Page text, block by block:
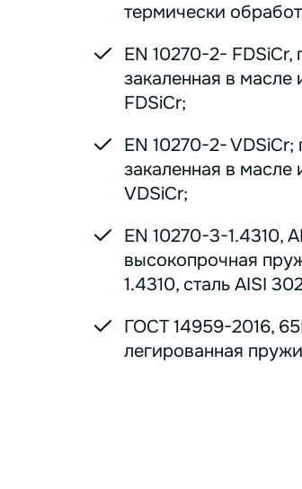
термически
EN 10270-2-
закаленная в масле
FDSiCr;
EN 10270-2-
закаленная в масле
VDSiCr;
EN 10270-3-1.4310,
высокопрочная
1.4310, сталь AISI
ГОСТ 14959-2016,
легированная